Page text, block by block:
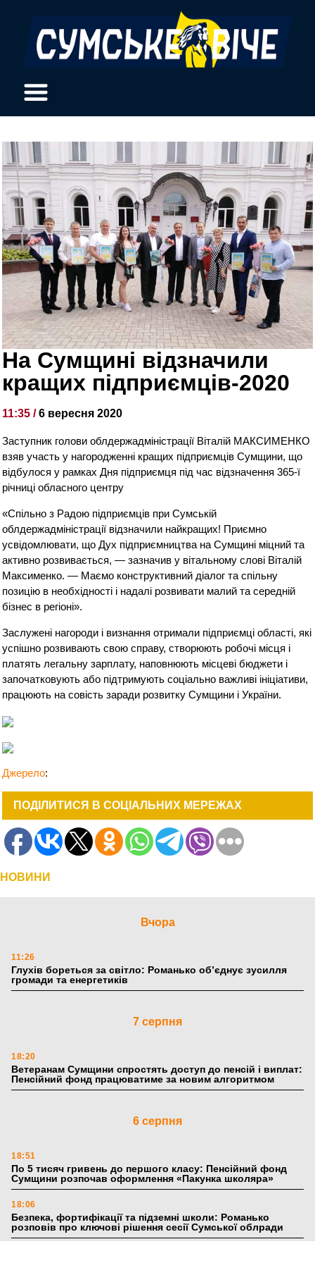
На Сумщині відзначили
кращих підприємців-2020
11:35 /6 вересня 2020
Заступник голови облдержадміністрації Віталій МАКСИМЕНКО
взяв участь у нагородженні кращих підприємців Сумщини, що
відбулося у рамках Дня підприємця під час відзначення 365-ї
річниці обласного центру
«Спільно з Радою підприємців при Сумській
облдержадміністрації відзначили найкращих! Приємно
усвідомлювати, що Дух підприємництва на Сумщині міцний та
активно розвивається, — зазначив у вітальному слові Віталій
Максименко. — Маємо конструктивний діалог та спільну
позицію в необхідності і надалі розвивати малий та середній
бізнес в регіоні».
Заслужені нагороди і визнання отримали підприємці області, які
успішно розвивають свою справу, створюють робочі місця і
платять легальну зарплату, наповнюють місцеві бюджети і
започатковують або підтримують соціально важливі ініціативи,
працюють на совість заради розвитку Сумщини і України.
Джерело:
ПОДІЛИТИСЯ В СОЦІАЛЬНИХ МЕРЕЖАХ
НОВИНИ
Вчора
11:26
Глухів бореться за світло: Романько об’єднує зусилля
громади та енергетиків
7 серпня
18:20
Ветеранам Сумщини спростять доступ до пенсій і виплат:
Пенсійний фонд працюватиме за новим алгоритмом
6 серпня
18:51
По 5 тисяч гривень до першого класу: Пенсійний фонд
Сумщини розпочав оформлення «Пакунка школяра»
18:06
Безпека, фортифікації та підземні школи: Романько
розповів про ключові рішення сесії Сумської облради